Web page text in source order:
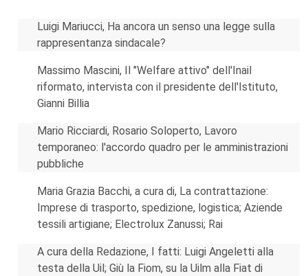
Luigi Mariucci, Ha ancora un senso una legge sulla
rappresentanza sindacale?
Massimo Mascini, Il "Welfare attivo" dell'Inail
riformato, intervista con il presidente dell'Istituto,
Gianni Billia
Mario Ricciardi, Rosario Soloperto, Lavoro
temporaneo: l'accordo quadro per le amministrazioni
pubbliche
Maria Grazia Bacchi, a cura di, La contrattazione:
Imprese di trasporto, spedizione, logistica; Aziende
tessili artigiane; Electrolux Zanussi; Rai
A cura della Redazione, I fatti: Luigi Angeletti alla
testa della Uil; Giù la Fiom, su la Uilm alla Fiat di